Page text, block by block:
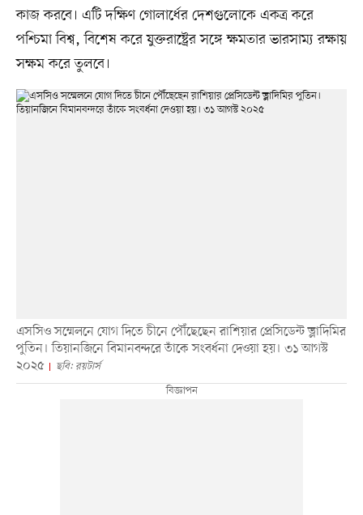
কাজ করবে। এটি দক্ষিণ গোলার্ধের দেশগুলোকে একত্র করে
পশ্চিমা বিশ্ব, বিশেষ করে যুক্তরাষ্ট্রের সঙ্গে ক্ষমতার ভারসাম্য রক্ষায়
সক্ষম করে তুলবে।
এসসিও সম্মেলনে যোগ দিতে চীনে পৌঁছেছেন রাশিয়ার প্রেসিডেন্ট ভ্লাদিমির
পুতিন। তিয়ানজিনে বিমানবন্দরে তাঁকে সংবর্ধনা দেওয়া হয়। ৩১ আগস্ট
২০২৫
ছবি: রয়টার্স